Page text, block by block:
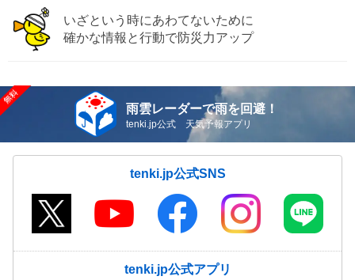
いざという時にあわてないために
確かな情報と行動で防災力アップ
雨雲レーダーで雨を回避！
tenki.jp公式 天気予報アプリ
tenki.jp公式SNS
tenki.jp公式アプリ